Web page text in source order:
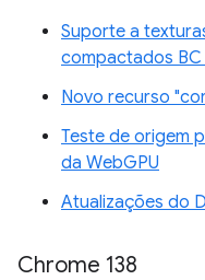
Suporte a
compactados BC
Novo recurso
Teste de origem
da WebGPU
Atualizações do
Chrome 138